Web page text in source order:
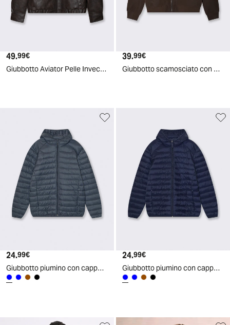
Prezzo attuale
49.99€
Giubbotto Aviator Pelle Invecchiata - Moro
Prezzo attuale
39.99€
Giubbotto scamosciato con collo camicia - Moro
Prezzo attuale
24.99€
Giubbotto piumino con cappuccio e zip - Avion
Prezzo attuale
24.99€
Giubbotto piumino con cappuccio e zip - Blu